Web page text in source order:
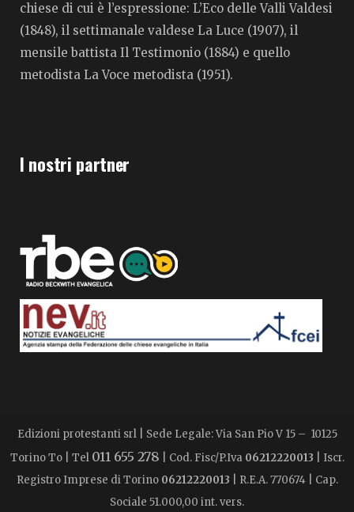
chiese di cui è l’espressione: L’Eco delle Valli Valdesi
(1848), il settimanale valdese La Luce (1907), il
mensile battista Il Testimonio (1884) e quello
metodista La Voce metodista (1951).
I nostri partner
Edizioni protestanti srl | Sede Legale: Via San Pio V 15 – 10125
Torino To | Tel 011 655 278 | Cod. Fisc/P.Iva 06212220013 | Iscr.
Registro Imprese di Torino 06212220013 | R.E.A. 770674 | Cap.
Sociale 51.000,00 int. vers.